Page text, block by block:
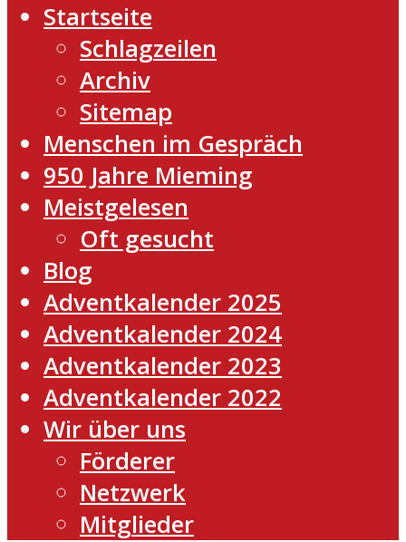
Startseite
Schlagzeilen
Archiv
Sitemap
Menschen im Gespräch
950 Jahre Mieming
Meistgelesen
Oft gesucht
Blog
Adventkalender 2025
Adventkalender 2024
Adventkalender 2023
Adventkalender 2022
Wir über uns
Förderer
Netzwerk
Mitglieder